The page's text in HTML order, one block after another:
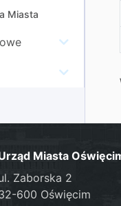
Miasta
Miasta
Zaborska 2
600 Oświęcim